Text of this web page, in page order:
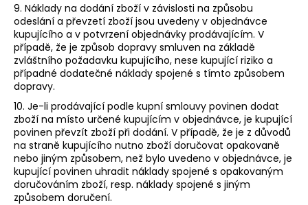
9. Náklady na dodání zboží v závislosti na způsobu
odeslání a převzetí zboží jsou uvedeny v objednávce
kupujícího a v potvrzení objednávky prodávajícím. V
případě, že je způsob dopravy smluven na základě
zvláštního požadavku kupujícího, nese kupující riziko a
případné dodatečné náklady spojené s tímto způsobem
dopravy.
10. Je-li prodávající podle kupní smlouvy povinen dodat
zboží na místo určené kupujícím v objednávce, je kupující
povinen převzít zboží při dodání. V případě, že je z důvodů
na straně kupujícího nutno zboží doručovat opakovaně
nebo jiným způsobem, než bylo uvedeno v objednávce, je
kupující povinen uhradit náklady spojené s opakovaným
doručováním zboží, resp. náklady spojené s jiným
způsobem doručení.